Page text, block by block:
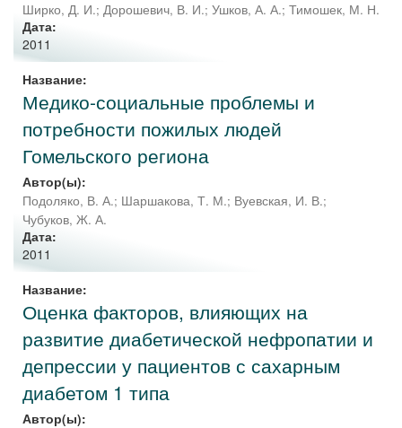
Ширко, Д. И.; Дорошевич, В. И.; Ушков, А. А.; Тимошек, М. Н.
Дата:
2011
Название:
Медико-социальные проблемы и
потребности пожилых людей
Гомельского региона
Автор(ы):
Подоляко, В. А.; Шаршакова, Т. М.; Вуевская, И. В.;
Чубуков, Ж. А.
Дата:
2011
Название:
Оценка факторов, влияющих на
развитие диабетической нефропатии и
депрессии у пациентов с сахарным
диабетом 1 типа
Автор(ы):